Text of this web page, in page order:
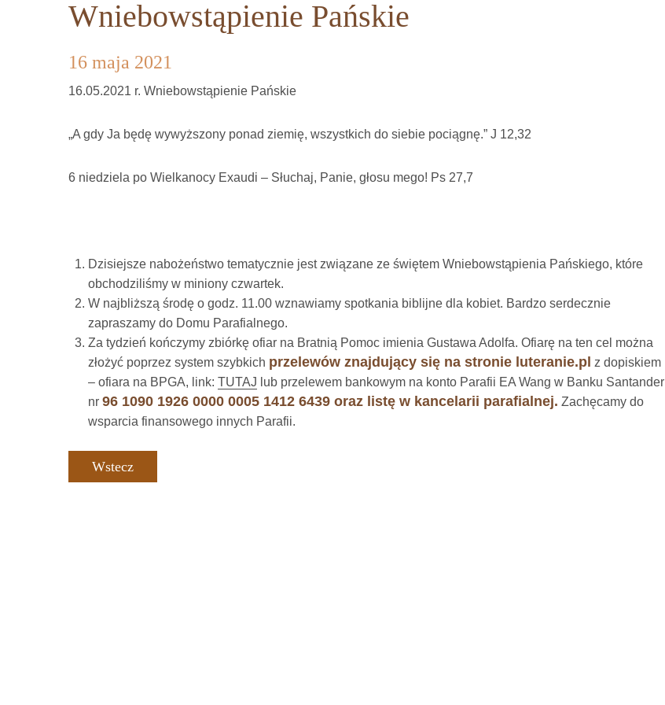
Wniebowstąpienie Pańskie
16 maja 2021
16.05.2021 r. Wniebowstąpienie Pańskie
„A gdy Ja będę wywyższony ponad ziemię, wszystkich do siebie pociągnę.” J 12,32
6 niedziela po Wielkanocy Exaudi – Słuchaj, Panie, głosu mego! Ps 27,7
Dzisiejsze nabożeństwo tematycznie jest związane ze świętem Wniebowstąpienia Pańskiego, które
obchodziliśmy w miniony czwartek.
W najbliższą środę o godz. 11.00 wznawiamy spotkania biblijne dla kobiet. Bardzo serdecznie
zapraszamy do Domu Parafialnego.
Za tydzień kończymy zbiórkę ofiar na Bratnią Pomoc imienia Gustawa Adolfa. Ofiarę na ten cel można
złożyć poprzez system szybkich przelewów znajdujący się na stronie luteranie.pl z dopiskiem
– ofiara na BPGA, link: TUTAJ lub przelewem bankowym na konto Parafii EA Wang w Banku Santander
nr 96 1090 1926 0000 0005 1412 6439 oraz listę w kancelarii parafialnej. Zachęcamy do
wsparcia finansowego innych Parafii.
Wstecz